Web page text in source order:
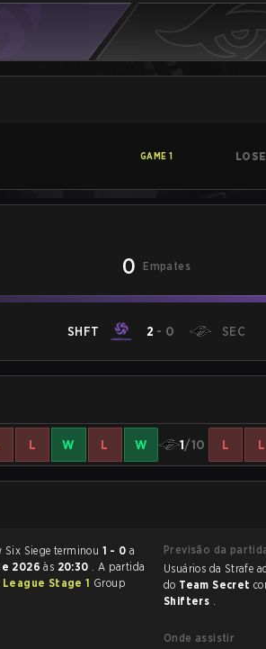
GAME 1 LOSE
0 Empates
SHFT 2 - 0 SEC
L W L W 1/10 L L
A partida de Rainbow Six Siege terminou 1 - 0
2026às 20:30 . A partida
League Stage 1 Group
Previsão da
Usuários da Strafe acham que será uma partida disputada, e preveem a vitória
do Team Secret
Shifters .
Onde assistir